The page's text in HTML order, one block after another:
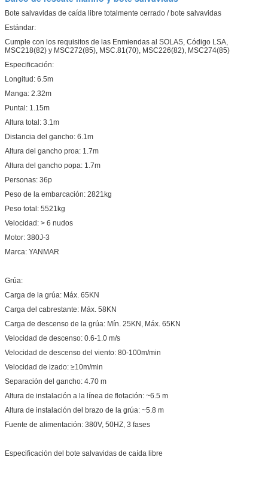
Bote salvavidas de caída libre totalmente cerrado / bote salvavidas
Estándar:
Cumple con los requisitos de las Enmiendas al SOLAS, Código LSA,
MSC218(82) y MSC272(85), MSC.81(70), MSC226(82), MSC274(85)
Especificación:
Longitud: 6.5m
Manga: 2.32m
Puntal: 1.15m
Altura total: 3.1m
Distancia del gancho: 6.1m
Altura del gancho proa: 1.7m
Altura del gancho popa: 1.7m
Personas: 36p
Peso de la embarcación: 2821kg
Peso total: 5521kg
Velocidad: > 6 nudos
Motor: 380J-3
Marca: YANMAR
Grúa:
Carga de la grúa: Máx. 65KN
Carga del cabrestante: Máx. 58KN
Carga de descenso de la grúa: Mín. 25KN, Máx. 65KN
Velocidad de descenso: 0.6-1.0 m/s
Velocidad de descenso del viento: 80-100m/min
Velocidad de izado: ≥10m/min
Separación del gancho: 4.70 m
Altura de instalación a la línea de flotación: ~6.5 m
Altura de instalación del brazo de la grúa: ~5.8 m
Fuente de alimentación: 380V, 50HZ, 3 fases
Especificación del bote salvavidas de caída libre